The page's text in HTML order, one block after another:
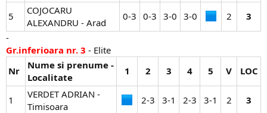
5
COJOCARU
ALEXANDRU - Arad
0-3​ 0-3​ 3-0​ 3-0​ 2​
3
-
Gr.inferioara nr. 3 - Elite
Nr
Nume si prenume -
Localitate
1 2 3 4 5 V LOC
1
VERDET ADRIAN -
Timisoara
2-3​ 3-1​ 2-3​ 3-1​ 2​ 3